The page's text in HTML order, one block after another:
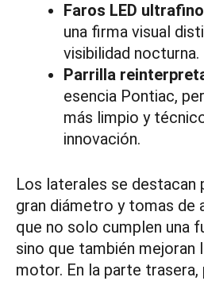
Faros LED
una firma visual
visibilidad nocturna.
Parrilla
esencia Pontiac,
más limpio y
innovación.
Los laterales se destacan
gran diámetro y tomas de
que no solo cumplen una
sino que también mejoran
motor. En la parte trasera,